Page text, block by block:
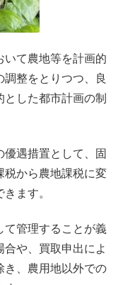
いて農地等を計画的
整をとりつつ、良
した都市計画の制
遇措置として、固
税から農地課税に変
ます。
て管理することが義
や、買取申出によ
き、農用地以外での